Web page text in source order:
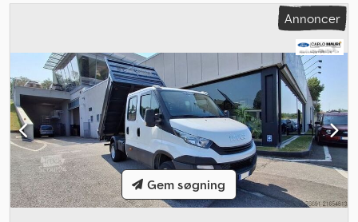
Totalvægt: 3.500 kg Maks. trækkraft: 3.500 kg (ubremset 750 kg)
Funktionelt Mærke på karrosseri: Mercedes Tilstand Teknisk
tilstand: meget god Visuel tilstand: meget god Garanti Garanti:
Video af driftskøretøjet: Meget velholdt Mercedes Sprinter 519
CDI L4H2 XL 3.0D V6 5-personers dobbeltkabine Automatisk gear
Tilladt totalvægt 3500 kg (N1) Trækkraft (bremset) 3500 kg
Kilometerstand: 223.400 km, verificeret af NAP Yderligere
information Kontakt Moussa eller Youssef for yderligere
information. = Yderligere muligheder og udstyr = - Bladfjeder -
Tagbøjler - Klimaanlæg - Vognbaneassistent - Partikelfilter -
Radio/CD-afspiller - Reservehjul - Bakkamera - Skydedør, højre
side - Dobbeltmonterede dæk = Bemærkninger = Credpfsy
Txuasx Al Dof Video af driftskøretøjet: Meget velholdt Mercedes
Annoncer
Gem søgning